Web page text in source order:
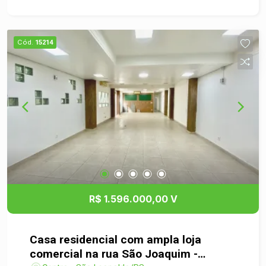
qualidade de vida, conforto e privacidade.
Agende sua visita e venha conhecer!
Cód. 15214
R$ 1.596.000,00 V
Casa residencial com ampla loja
comercial na rua São Joaquim -